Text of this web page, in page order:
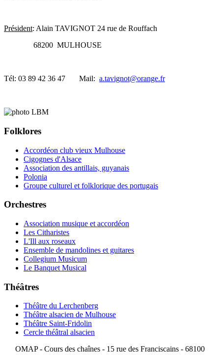
Président: Alain TAVIGNOT 24 rue de Rouffach
68200 MULHOUSE
Tél: 03 89 42 36 47 Mail: a.tavignot@orange.fr
Folklores
Accordéon club vieux Mulhouse
Cigognes d'Alsace
Association des antillais, guyanais
Polonia
Groupe culturel et folklorique des portugais
Orchestres
Association musique et accordéon
Les Citharistes
L'Ill aux roseaux
Ensemble de mandolines et guitares
Collegium Musicum
Le Banquet Musical
Théâtres
Théâtre du Lerchenberg
Théâtre alsacien de Mulhouse
Théâtre Saint-Fridolin
Cercle théâtral alsacien
OMAP - Cours des chaînes - 15 rue des Franciscains - 68100